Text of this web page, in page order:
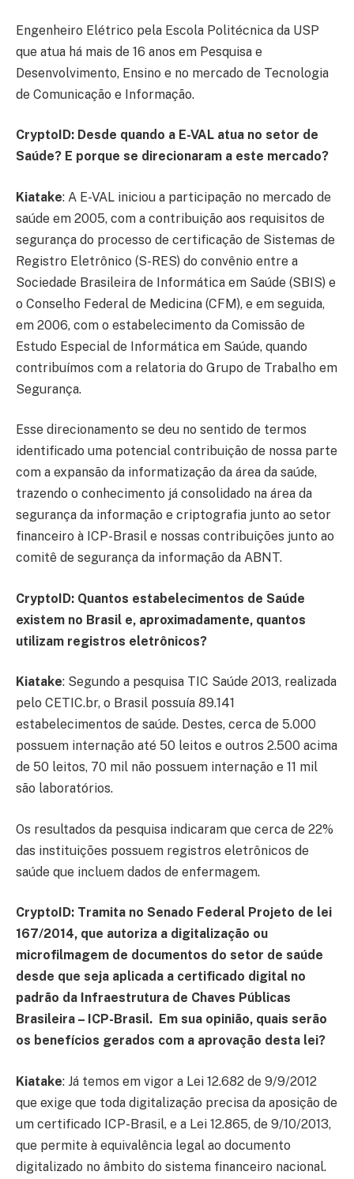
Engenheiro Elétrico pela Escola Politécnica da USP
que atua há mais de 16 anos em Pesquisa e
Desenvolvimento, Ensino e no mercado de Tecnologia
de Comunicação e Informação.
CryptoID: Desde quando a E-VAL atua no setor de
Saúde? E porque se direcionaram a este mercado?
Kiatake: A E-VAL iniciou a participação no mercado de
saúde em 2005, com a contribuição aos requisitos de
segurança do processo de certificação de Sistemas de
Registro Eletrônico (S-RES) do convênio entre a
Sociedade Brasileira de Informática em Saúde (SBIS) e
o Conselho Federal de Medicina (CFM), e em seguida,
em 2006, com o estabelecimento da Comissão de
Estudo Especial de Informática em Saúde, quando
contribuímos com a relatoria do Grupo de Trabalho em
Segurança.
Esse direcionamento se deu no sentido de termos
identificado uma potencial contribuição de nossa parte
com a expansão da informatização da área da saúde,
trazendo o conhecimento já consolidado na área da
segurança da informação e criptografia junto ao setor
financeiro à ICP-Brasil e nossas contribuições junto ao
comitê de segurança da informação da ABNT.
CryptoID: Quantos estabelecimentos de Saúde
existem no Brasil e, aproximadamente, quantos
utilizam registros eletrônicos?
Kiatake: Segundo a pesquisa TIC Saúde 2013, realizada
pelo CETIC.br, o Brasil possuía 89.141
estabelecimentos de saúde. Destes, cerca de 5.000
possuem internação até 50 leitos e outros 2.500 acima
de 50 leitos, 70 mil não possuem internação e 11 mil
são laboratórios.
Os resultados da pesquisa indicaram que cerca de 22%
das instituições possuem registros eletrônicos de
saúde que incluem dados de enfermagem.
CryptoID: Tramita no Senado Federal Projeto de lei
167/2014, que autoriza a digitalização ou
microfilmagem de documentos do setor de saúde
desde que seja aplicada a certificado digital no
padrão da Infraestrutura de Chaves Públicas
Brasileira – ICP-Brasil. Em sua opinião, quais serão
os benefícios gerados com a aprovação desta lei?
Kiatake: Já temos em vigor a Lei 12.682 de 9/9/2012
que exige que toda digitalização precisa da aposição de
um certificado ICP-Brasil, e a Lei 12.865, de 9/10/2013,
que permite à equivalência legal ao documento
digitalizado no âmbito do sistema financeiro nacional.